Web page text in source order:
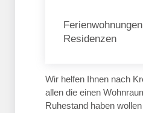
Residenzen
Wir helfen Ihnen nach
allen die einen
Ruhestand haben